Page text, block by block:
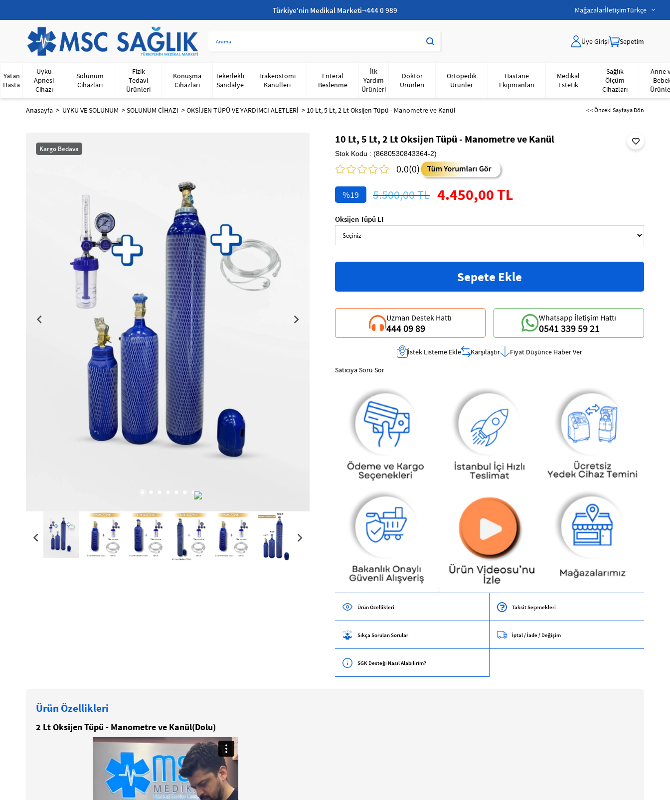
Türkiye'nin Medikal Marketi 444 0 989 MağazalarİletişimTürkçe
Üye Girişi Sepetim
Yatan
Hasta
Uyku
Apnesi
Cihazı
Solunum
Cihazları
Fizik
Tedavi
Ürünleri
Konuşma
Cihazları
Tekerlekli
Sandalye
Trakeostomi
Kanülleri
Enteral
Beslenme
İlk
Yardım
Ürünleri
Doktor
Ürünleri
Ortopedik
Ürünler
Hastane
Ekipmanları
Medikal
Estetik
Sağlık
Ölçüm
Cihazları
Anne
Anasayfa UYKU VE SOLUNUM SOLUNUM CİHAZI OKSİJEN TÜPÜ VE YARDIMCI ALETLERİ 10 Lt, 5 Lt, 2 Lt Oksijen Tüpü - Manometre ve Kanül < < Önceki Sayfaya Dön
Kargo Bedava
10 Lt, 5 Lt, 2 Lt Oksijen Tüpü - Manometre ve Kanül
Stok Kodu (8680530843364-2)
0.0(0)
19 5.500,00 TL 4.450,00 TL
Oksijen Tüpü LT
Whatsapp İletişim Hattı
0541 339 59 21
Uzman Destek Hattı
444 09 89
İstek Listeme Ekle Karşılaştır Fiyat Düşünce Haber Ver
Satıcıya Soru Sor
Ürün Özellikleri Taksit Seçenekleri
Sıkça Sorulan Sorular İptal / İade / Değişim
SGK Desteği Nasıl Alabilirim?
Ürün Özellikleri
2 Lt Oksijen Tüpü - Manometre ve Kanül(Dolu)